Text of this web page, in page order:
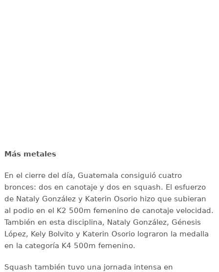
Más metales
En el cierre del día, Guatemala consiguió cuatro
bronces: dos en canotaje y dos en squash. El esfuerzo
de Nataly González y Katerin Osorio hizo que subieran
al podio en el K2 500m femenino de canotaje velocidad.
También en esta disciplina, Nataly González, Génesis
López, Kely Bolvito y Katerin Osorio lograron la medalla
en la categoría K4 500m femenino.
Squash también tuvo una jornada intensa en